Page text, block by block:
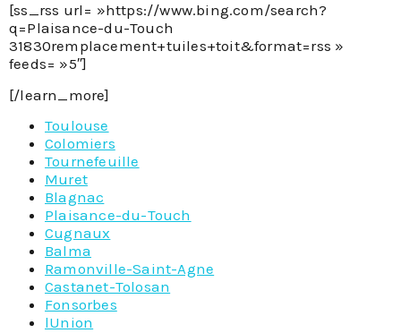
[ss_rss url= »https://www.bing.com/search?
q=Plaisance-du-Touch
31830remplacement+tuiles+toit&format=rss »
feeds= »5″]
[/learn_more]
Toulouse
Colomiers
Tournefeuille
Muret
Blagnac
Plaisance-du-Touch
Cugnaux
Balma
Ramonville-Saint-Agne
Castanet-Tolosan
Fonsorbes
lUnion